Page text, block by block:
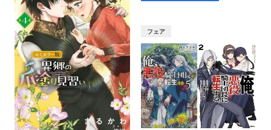
フェア